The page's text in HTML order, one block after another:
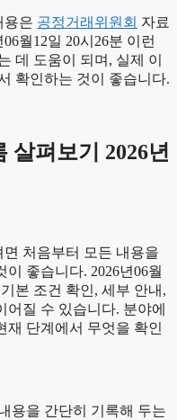
용은 공정거래위원회 자료
월12일 20시26분 이런
데 도움이 되며, 실제 이
확인하는 것이 좋습니다.
살펴보기 2026년
처음부터 모든 내용을
좋습니다. 2026년06월
본 조건 확인, 세부 안내,
질 수 있습니다. 분야에
재 단계에서 무엇을 확인
용을 간단히 기록해 두는